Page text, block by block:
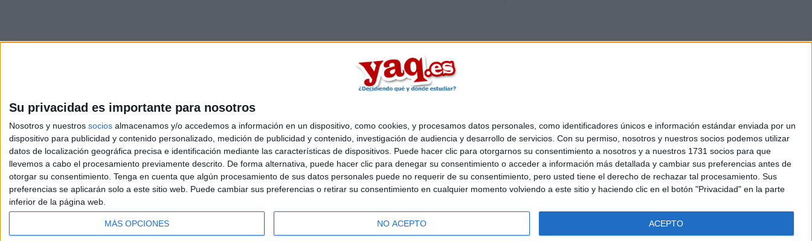
Su privacidad es importante para nosotros
Nosotros y nuestros socios almacenamos y/o accedemos a información en un dispositivo, como cookies, y procesamos datos personales, como identificadores únicos e información estándar enviada por un
dispositivo para publicidad y contenido personalizado, medición de publicidad y contenido, investigación de audiencia y desarrollo de servicios. Con su permiso, nosotros y nuestros socios podemos utilizar
datos de localización geográfica precisa e identificación mediante las características de dispositivos. Puede hacer clic para otorgarnos su consentimiento a nosotros y a nuestros 1731 socios para que
llevemos a cabo el procesamiento previamente descrito. De forma alternativa, puede hacer clic para denegar su consentimiento o acceder a información más detallada y cambiar sus preferencias antes de
otorgar su consentimiento. Tenga en cuenta que algún procesamiento de sus datos personales puede no requerir de su consentimiento, pero usted tiene el derecho de rechazar tal procesamiento. Sus
preferencias se aplicarán solo a este sitio web. Puede cambiar sus preferencias o retirar su consentimiento en cualquier momento volviendo a este sitio y haciendo clic en el botón "Privacidad" en la parte
inferior de la página web.
MÁS OPCIONES NO ACEPTO ACEPTO
Quiénes somos|Contactar|Anúnciate
Aviso legal|Politica de privacidad|Condiciones generales|Política de cookies
© 2003-2026Compás Mediterráneo S.L.- Diego de León 47 - 28006 Madrid [ESPAÑA] - Tel. +34 91 593 2767